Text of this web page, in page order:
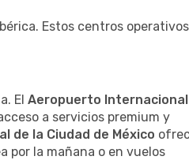
Estos centros
El Aeropuerto Internacional
a servicios premium y
de la Ciudad de México
por la mañana o en vuelos